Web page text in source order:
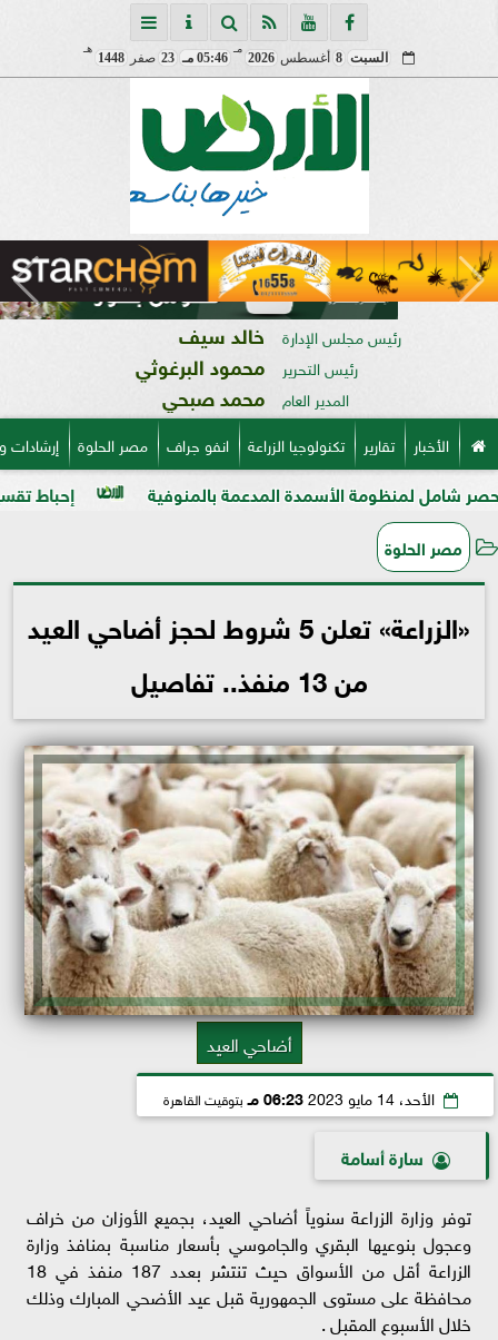
السبت 8 أغسطس 2026
مـ
05:46 مـ 23 صفر 1448
هـ
رئيس مجلس الإدارة خالد سيف
رئيس التحرير محمود البرغوثي
المدير العام محمد صبحي
الأخبار تقارير تكنولوجيا الزراعة انفو جراف مصر الحلوة
إحباط تقسيم قطعة أرض على مساحة 2000 الأسمدة المدعمة بالمنوفية
مصر الحلوة
«الزراعة» تعلن 5 شروط لحجز أضاحي العيد
من 13 منفذ.. تفاصيل
أضاحي العيد
الأحد، 14 مايو 2023 06:23 مـ بتوقيت القاهرة
سارة أسامة
توفر وزارة الزراعة سنوياً أضاحي العيد، بجميع الأوزان من خراف
وعجول بنوعيها البقري والجاموسي بأسعار مناسبة بمنافذ وزارة
الزراعة أقل من الأسواق حيث تنتشر بعدد 187 منفذ في 18
محافظة على مستوى الجمهورية قبل عيد الأضحي المبارك وذلك
خلال الأسبوع المقبل .